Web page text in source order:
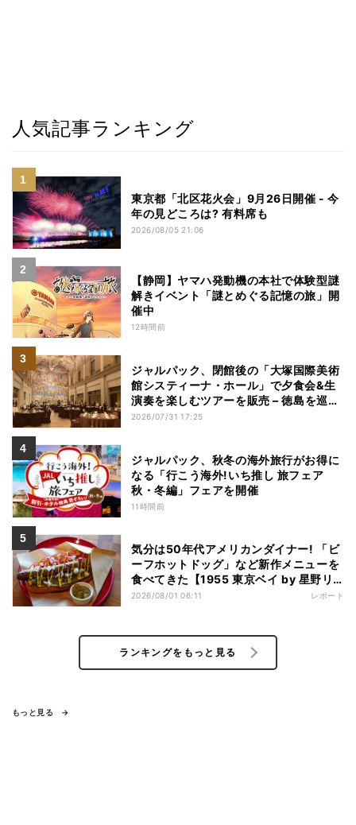
人気記事ランキング
東京都「北区花火会」9月26日開催 - 今
年の見どころは? 有料席も
2026/08/05 21:06
【静岡】ヤマハ発動機の本社で体験型謎
解きイベント「謎とめぐる記憶の旅」開
催中
12時間前
ジャルパック、閉館後の「大塚国際美術
館システィーナ・ホール」で夕食会&生
演奏を楽しむツアーを販売 – 徳島を巡る
5つのコース
2026/07/31 17:25
ジャルパック、秋冬の海外旅行がお得に
なる「行こう海外!いち推し 旅フェア
秋・冬編」フェアを開催
11時間前
気分は50年代アメリカンダイナー! 「ビ
ーフホットドッグ」など新作メニューを
食べてきた【1955 東京ベイ by 星野リ
ゾート宿泊レポ】
2026/08/01 06:11 レポート
ランキングをもっと見る
もっと見る